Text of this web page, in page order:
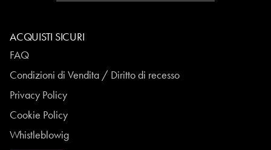
ACQUISTI SICURI
FAQ
Condizioni di Vendita / Diritto di recesso
Privacy Policy
Cookie Policy
Whistleblowig